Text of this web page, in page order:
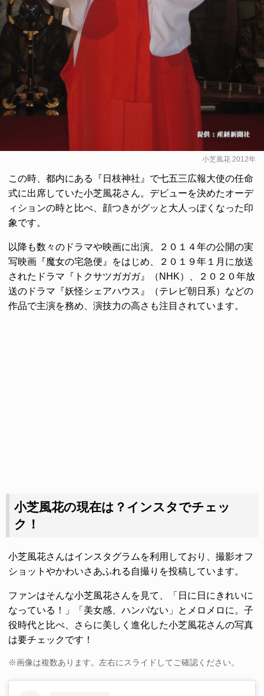
小芝風花 2012年
この時、都内にある『日枝神社』で七五三広報大使の任命
式に出席していた小芝風花さん。デビューを決めたオーデ
ィションの時と比べ、顔つきがグッと大人っぽくなった印
象です。
以降も数々のドラマや映画に出演。２０１４年の公開の実
写映画『魔女の宅急便』をはじめ、２０１９年１月に放送
されたドラマ『トクサツガガガ』（NHK）、２０２０年放
送のドラマ『妖怪シェアハウス』（テレビ朝日系）などの
作品で主演を務め、演技力の高さも注目されています。
小芝風花の現在は？インスタでチェッ
ク！
小芝風花さんはインスタグラムを利用しており、撮影オフ
ショットやかわいさあふれる自撮りを投稿しています。
ファンはそんな小芝風花さんを見て、「日に日にきれいに
なっている！」「美女感、ハンパない」とメロメロに。子
役時代と比べ、さらに美しく進化した小芝風花さんの写真
は要チェックです！
※画像は複数あります。左右にスライドしてご確認ください。